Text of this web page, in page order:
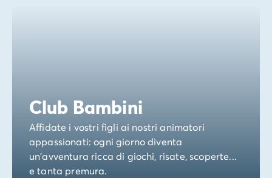
Club Bambini
Affidate i vostri figli ai nostri animatori
appassionati: ogni giorno diventa
un'avventura ricca di giochi, risate, scoperte...
e tanta premura.